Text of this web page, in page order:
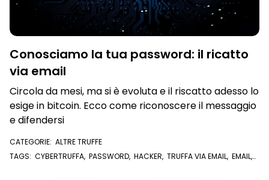
Conosciamo la tua password: il ricatto
via email
Circola da mesi, ma si è evoluta e il riscatto adesso lo
esige in bitcoin. Ecco come riconoscere il messaggio
e difendersi
CATEGORIE: ALTRE TRUFFE
TAGS: CYBERTRUFFA, PASSWORD, HACKER, TRUFFA VIA EMAIL, EMAIL,